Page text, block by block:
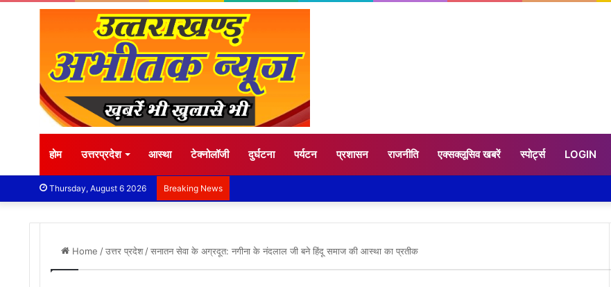
होम उत्तरप्रदेश आस्था टेक्नोलॉजी दुर्घटना पर्यटन प्रशासन राजनीति एक्सक्लूसिव खबरें स्पोर्ट्स LOGIN
Thursday, August 6 2026 Breaking News
Home /उत्तर प्रदेश /सनातन सेवा के अग्रदूत: नगीना के नंदलाल जी बने हिंदू समाज की आस्था का प्रतीक